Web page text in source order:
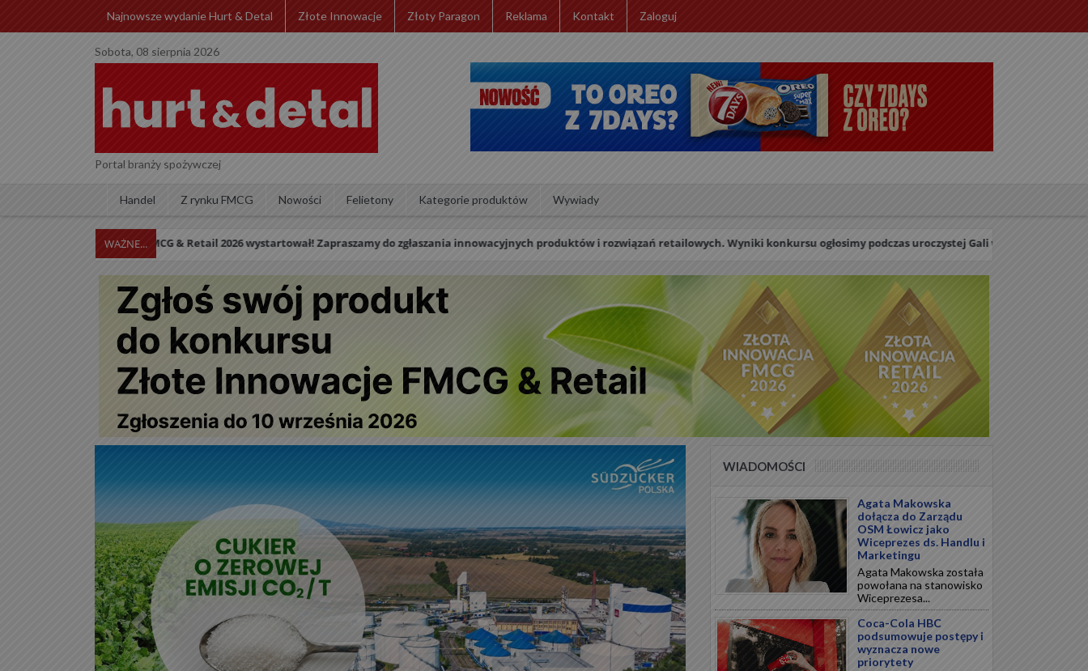
Najnowsze wydanie Hurt & Detal Złote Innowacje Złoty Paragon Reklama Kontakt Zaloguj
Sobota, 08 sierpnia 2026
Portal branży spożywczej
Handel Z rynku FMCG Nowości Felietony Kategorie produktów Wywiady
FMCG & Retail 2026 wystartował! Zapraszamy do zgłaszania innowacyjnych produktów i rozwiązań retailowych. Wyniki konkursu ogłosimy podczas uroczystej Gali w dniu 27 października 2026 roku.
Poprzedni Następny
WIADOMOŚCI
Agata Makowska
dołącza do Zarządu
OSM Łowicz jako
Wiceprezes ds. Handlu i
Marketingu
Agata Makowska została
powołana na stanowisko
Wiceprezesa...
Coca-Cola HBC
podsumowuje postępy i
wyznacza nowe
priorytety